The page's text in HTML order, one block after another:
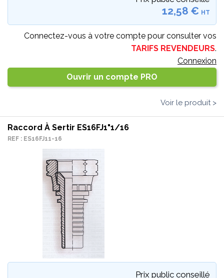
12,58 € HT
Connectez-vous à votre compte pour consulter vos
TARIFS REVENDEURS.
Connexion
Ouvrir un compte PRO
Voir le produit >
Raccord À Sertir ES16FJ1"1/16
REF : ES16FJ11-16
Prix public conseillé